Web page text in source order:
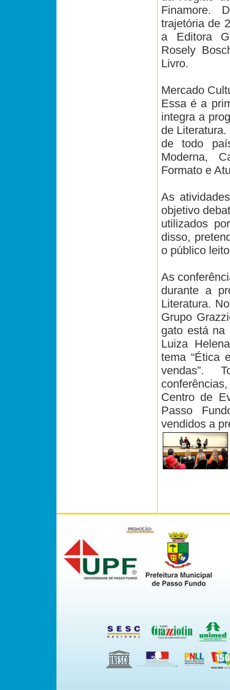
Finamore.
trajetória de
a Editora
Rosely
Livro.
Mercado
Essa é a
integra a
de
de todo
Moderna,
Formato e
As
objetivo
utilizados
disso,
o público
As
durante a
Literatura.
Grupo
gato está na
Luiza
tema “Ética
vendas”.
Centro de
Passo
vendidos a